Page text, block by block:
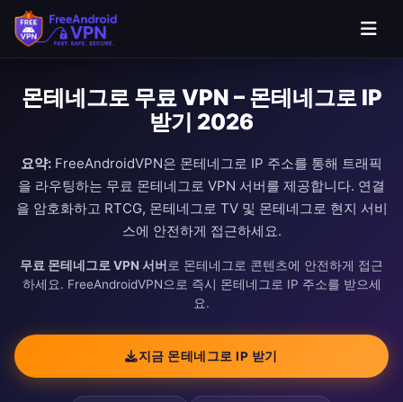
몬테네그로 무료 VPN – 몬테네그로 IP
받기 2026
요약: FreeAndroidVPN은 몬테네그로 IP 주소를 통해 트래픽
을 라우팅하는 무료 몬테네그로 VPN 서버를 제공합니다. 연결
을 암호화하고 RTCG, 몬테네그로 TV 및 몬테네그로 현지 서비
스에 안전하게 접근하세요.
무료 몬테네그로 VPN 서버 로 몬테네그로 콘텐츠에 안전하게 접근
하세요. FreeAndroidVPN으로 즉시 몬테네그로 IP 주소를 받으세
요.
지금 몬테네그로 IP 받기